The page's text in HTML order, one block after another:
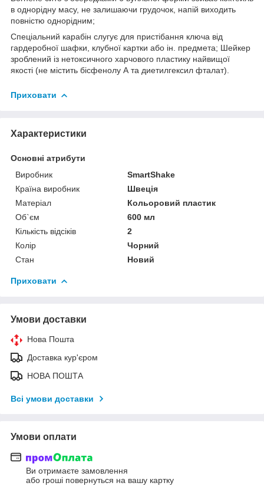
в однорідну масу, не залишаючи грудочок, напій виходить
повністю однорідним;
Спеціальний карабін слугує для пристібання ключа від
гардеробної шафки, клубної картки або ін. предмета; Шейкер
зроблений із нетоксичного харчового пластику найвищої
якості (не містить бісфенолу А та диетилгексил фталат).
Приховати
Характеристики
Основні атрибути
Виробник
SmartShake
Країна виробник
Швеція
Матеріал
Кольоровий пластик
Об`єм
600 мл
Кількість відсіків
2
Колір
Чорний
Стан
Новий
Приховати
Умови доставки
Нова Пошта
Доставка кур'єром
НОВА ПОШТА
Всі умови доставки
Умови оплати
Ви отримаєте замовлення
або гроші повернуться на вашу картку